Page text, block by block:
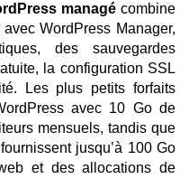
managé combine
WordPress Manager,
des sauvegardes
la configuration SSL
Les plus petits forfaits
avec 10 Go de
mensuels, tandis que
jusqu’à 100 Go
et des allocations de